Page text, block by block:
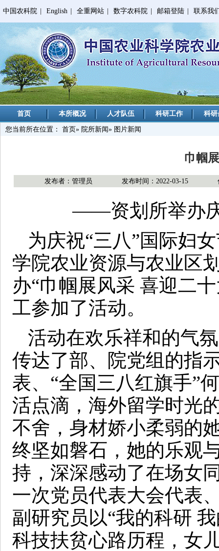
中国农科院 English 全重网站 数字农科院 邮箱登陆 联系我
首页 本所概况 人才队伍 科研工作 科
您当前所在位置： 首页» 院所新闻» 图片新闻
巾帼
发布者：管理员 发布时间：2022-03-15
——资划所举办
为庆祝“三八”国际妇
学院农业资源与农业区
办“巾帼展风采 喜迎二
工参加了活动。
活动在欢乐祥和的气
传达了部、院党组的指
表、“全国三八红旗手”
活点滴，海外留学时光
不舍，身材娇小柔弱的
终坚如磐石，她的乐观
持，深深感动了在场女
一次党员代表大会代表
副研究员以“我的科研
科技扶贫心路历程，女